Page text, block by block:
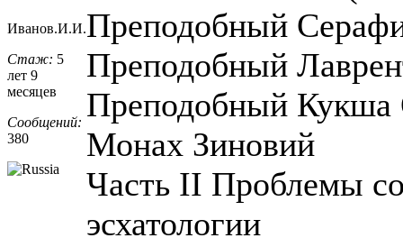
Иванов.И.И.
Стаж: 5
лет 9
месяцев
Сообщений:
380
Преподобный
Преподобный
Преподобный Кукша
Монах Зиновий
Часть II Проблемы
эсхатологии